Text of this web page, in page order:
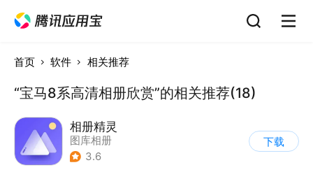
首页 软件 相关推荐
“宝马8系高清相册欣赏”的相关推荐(18)
相册精灵
图库相册
3.6
下载